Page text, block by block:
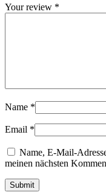
Your review *
Name *
Email *
Name, E-Mail-
meinen nächsten